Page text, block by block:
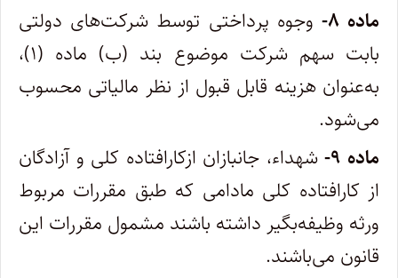
‌ماده ۸-
وجوه پرداختی توسط شرکت‌های دولتی
بابت سهم شرکت موضوع بند (ب) ماده (۱)،
به‌عنوان هزینه قابل قبول از نظر مالیاتی محسوب
می‌شود.
ماده ۹-
شهداء، جانبازان ازکارافتاده کلی و آزادگان
از کارافتاده کلی مادامی که طبق مقررات مربوط
ورثه وظیفه‌بگیر داشته باشند مشمول مقررات این
قانون می‌باشند.